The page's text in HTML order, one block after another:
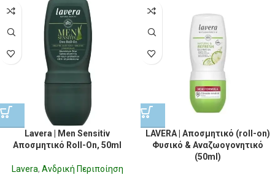
Lavera | Men Sensitiv
Αποσμητικό Roll-On, 50ml
Lavera, Aνδρική Περιποίηση
LAVERA | Αποσμητικό (roll-on)
Φυσικό & Αναζωογονητικό
(50ml)